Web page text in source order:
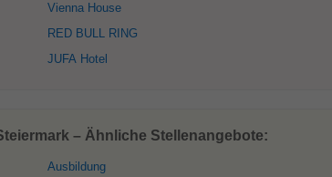
Vienna House
RED BULL RING
JUFA Hotel
– Ähnliche Stellenangebote:
Ausbildung